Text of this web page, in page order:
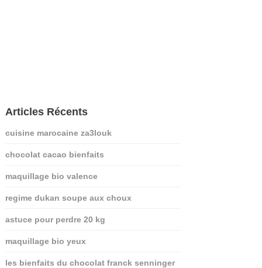
Articles Récents
cuisine marocaine za3louk
chocolat cacao bienfaits
maquillage bio valence
regime dukan soupe aux choux
astuce pour perdre 20 kg
maquillage bio yeux
les bienfaits du chocolat franck senninger